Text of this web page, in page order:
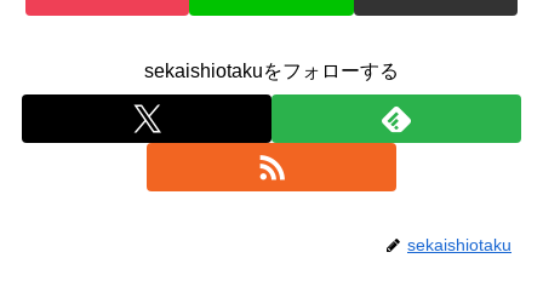
sekaishiotakuをフォローする
sekaishiotaku